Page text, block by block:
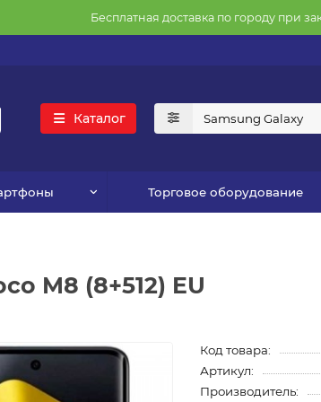
Бесплатная доставка по городу при
Каталог
Торговое оборудование
M8 (8+512) EU
Код товара:
Артикул:
Производитель: